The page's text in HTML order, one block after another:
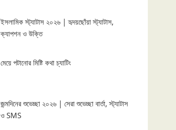
ইসলামিক স্ট্যাটাস ২০২৬ | হৃদয়ছোঁয়া স্ট্যাটাস,
ক্যাপশন ও উক্তি
মেয়ে পটানোর মিষ্টি কথা চ্যাটিং
জন্মদিনের শুভেচ্ছা ২০২৬ | সেরা শুভেচ্ছা বার্তা, স্ট্যাটাস
ও SMS